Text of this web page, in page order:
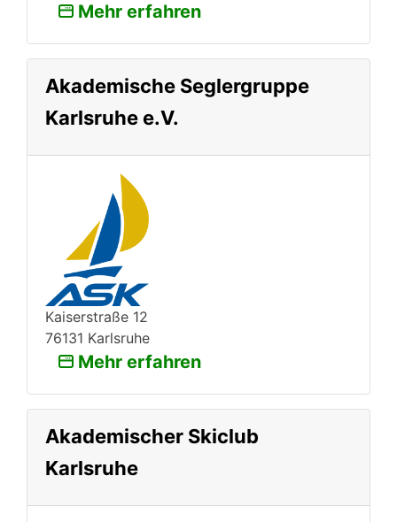
Mehr erfahren
Akademische Seglergruppe
Karlsruhe e.V.
Kaiserstraße 12
76131 Karlsruhe
Mehr erfahren
Akademischer Skiclub
Karlsruhe